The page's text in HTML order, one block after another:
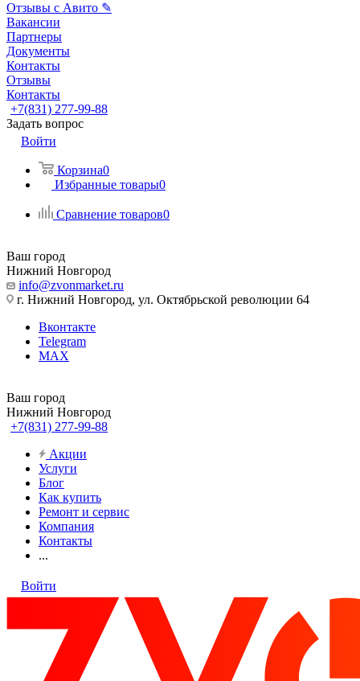
Отзывы с Авито ✎
Вакансии
Партнеры
Документы
Контакты
Отзывы
Контакты
+7(831) 277-99-88
Задать вопрос
Войти
Корзина0
Избранные товары0
Сравнение товаров0
Ваш город
Нижний Новгород
info@zvonmarket.ru
г. Нижний Новгород, ул. Октябрьской революции 64
Вконтакте
Telegram
MAX
Ваш город
Нижний Новгород
+7(831) 277-99-88
Акции
Услуги
Блог
Как купить
Ремонт и сервис
Компания
Контакты
...
Войти